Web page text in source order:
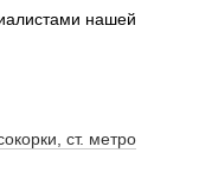
нашей
ст. метро